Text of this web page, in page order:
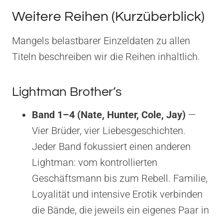
Weitere Reihen (Kurzüberblick)
Mangels belastbarer Einzeldaten zu allen
Titeln beschreiben wir die Reihen inhaltlich.
Lightman Brother’s
Band 1–4 (Nate, Hunter, Cole, Jay) —
Vier Brüder, vier Liebesgeschichten.
Jeder Band fokussiert einen anderen
Lightman: vom kontrollierten
Geschäftsmann bis zum Rebell. Familie,
Loyalität und intensive Erotik verbinden
die Bände, die jeweils ein eigenes Paar in